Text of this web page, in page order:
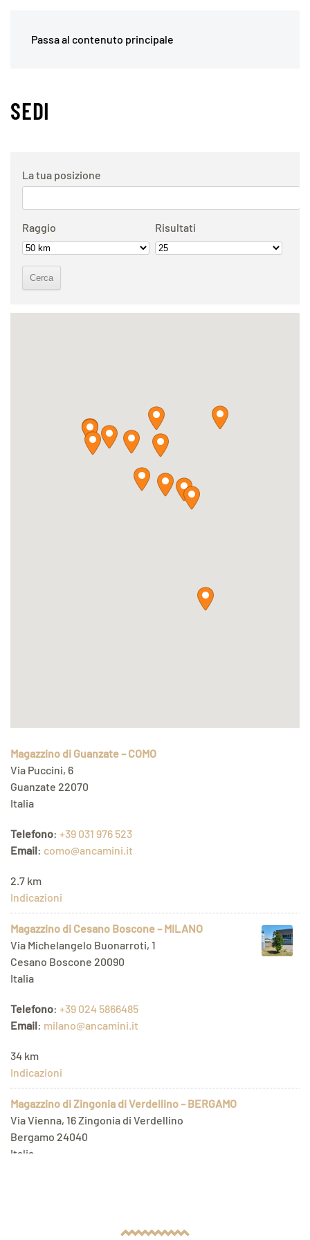
Passa al contenuto principale
SEDI
La tua posizione
Raggio Risultati
Magazzino di Guanzate – COMO
Via Puccini, 6
Guanzate 22070
Italia
Telefono: +39 031 976 523
Email: como@ancamini.it
2.7 km
Indicazioni
Magazzino di Cesano Boscone – MILANO
Via Michelangelo Buonarroti, 1
Cesano Boscone 20090
Italia
Telefono: +39 024 5866485
Email: milano@ancamini.it
34 km
Indicazioni
Magazzino di Zingonia di Verdellino – BERGAMO
Via Vienna, 16 Zingonia di Verdellino
Bergamo 24040
Italia